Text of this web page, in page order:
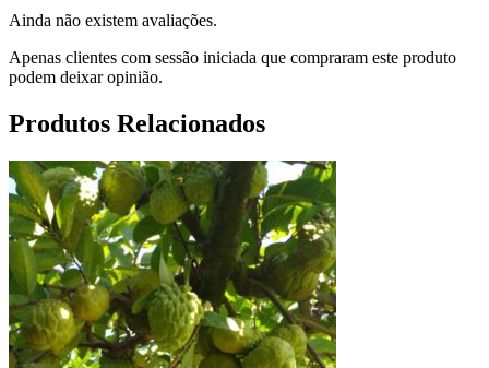
Ainda não existem avaliações.
Apenas clientes com sessão iniciada que compraram este produto
podem deixar opinião.
Produtos Relacionados